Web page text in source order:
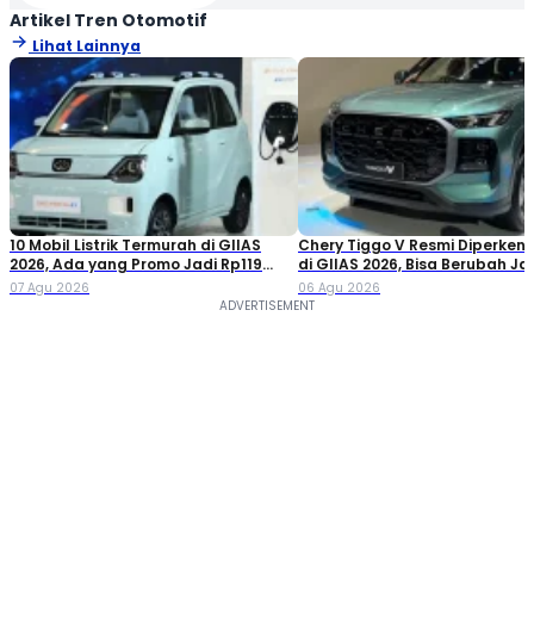
Artikel Tren Otomotif
Lihat Lainnya
10 Mobil Listrik Termurah di GIIAS
2026, Ada yang Promo Jadi Rp119
Jutaan!
07 Agu 2026
Chery Tiggo V Resmi
di GIIAS 2026, Bisa Berubah
Double Cabin
06 Agu 2026